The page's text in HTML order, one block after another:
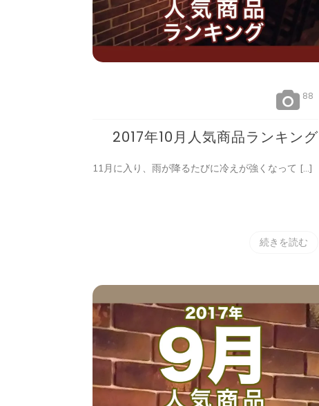
88
2017年10月人気商品ランキング
11月に入り、雨が降るたびに冷えが強くなって […]
続きを読む